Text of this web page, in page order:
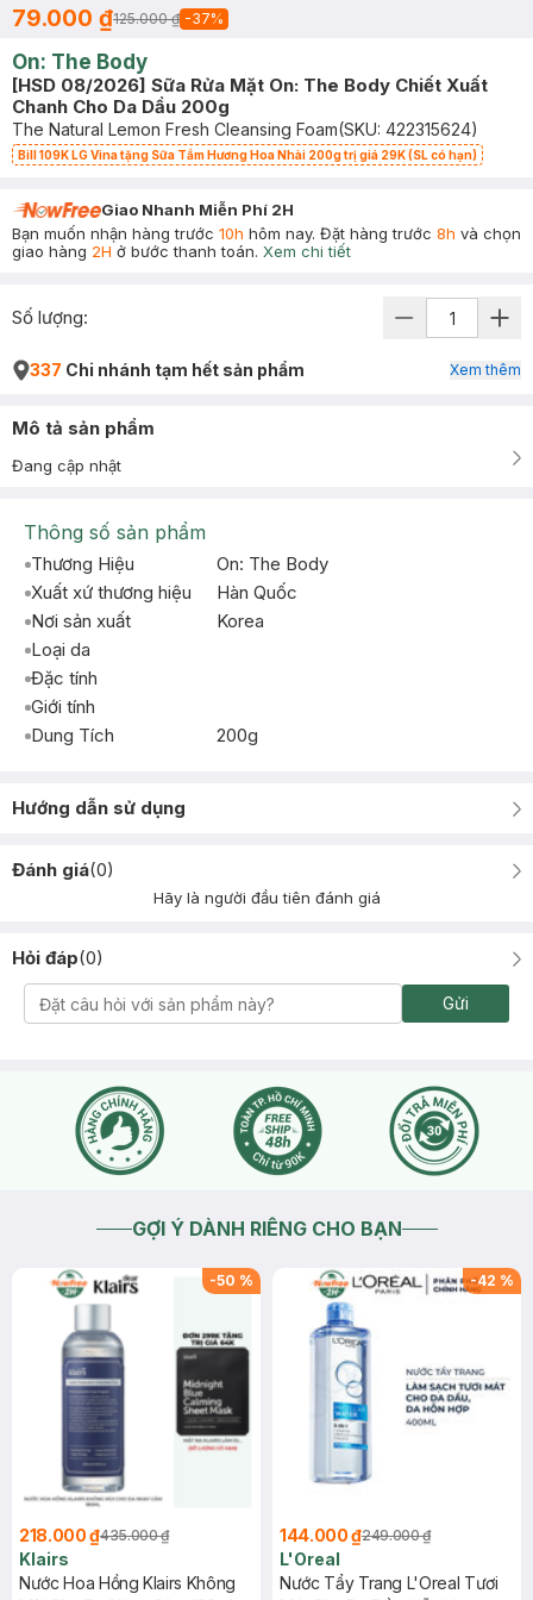
79.000 ₫125.000 ₫ -37%
On: The Body
[HSD 08/2026] Sữa Rửa Mặt On: The Body Chiết Xuất
Chanh Cho Da Dầu 200g
The Natural Lemon Fresh Cleansing Foam(SKU: 422315624)
Bill 109K LG Vina tặng Sữa Tắm Hương Hoa Nhài 200g trị giá 29K (SL có hạn)
Giao Nhanh Miễn Phí 2H
Bạn muốn nhận hàng trước 10h hôm nay. Đặt hàng trước 8h và chọn
giao hàng 2H ở bước thanh toán. Xem chi tiết
Số lượng:
337 Chi nhánh tạm hết sản phẩm Xem thêm
Mô tả sản phẩm
Đang cập nhật
Thông số sản phẩm
Thương Hiệu
On: The Body
Xuất xứ thương hiệu
Hàn Quốc
Nơi sản xuất
Korea
Loại da
Đặc tính
Giới tính
Dung Tích
200g
Hướng dẫn sử dụng
Đánh giá(0)
Hãy là người đầu tiên đánh giá
Hỏi đáp(0)
Gửi
GỢI Ý DÀNH RIÊNG CHO BẠN
-50 %
218.000 ₫435.000 ₫
Klairs
Nước Hoa Hồng Klairs Không
-42 %
144.000 ₫249.000 ₫
L'Oreal
Nước Tẩy Trang L'Oreal Tươi